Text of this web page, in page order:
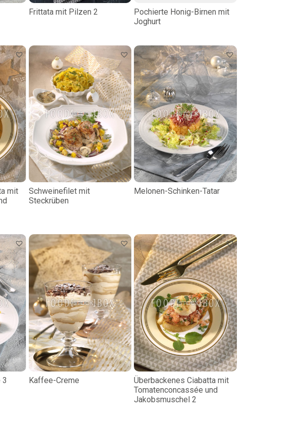
Frittata mit Pilzen 2
Pochierte Honig-Birnen mit
Joghurt
mit
Schweinefilet mit
Steckrüben
Melonen-Schinken-Tatar
3 Kaffee-Creme
Überbackenes Ciabatta mit
Tomatenconcassée und
Jakobsmuschel 2